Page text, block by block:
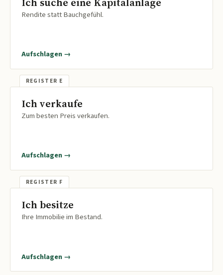
Rendite statt Bauchgefühl.
Aufschlagen →
Ich verkaufe
Zum besten Preis verkaufen.
Aufschlagen →
Ich besitze
Ihre Immobilie im Bestand.
Aufschlagen →